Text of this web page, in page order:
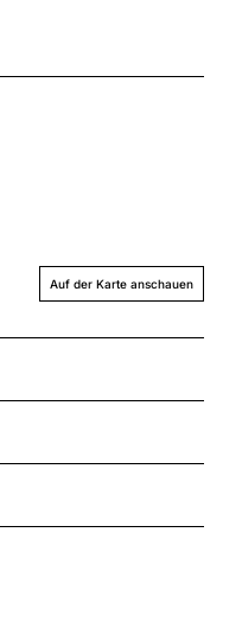
Auf der Karte anschauen